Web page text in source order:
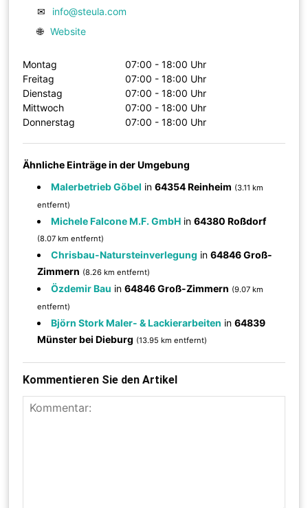
✉
info@steula.com
🌐 Website
Montag
07:00 - 18:00 Uhr
Freitag
07:00 - 18:00 Uhr
Dienstag
07:00 - 18:00 Uhr
Mittwoch
07:00 - 18:00 Uhr
Donnerstag
07:00 - 18:00 Uhr
Ähnliche Einträge in der Umgebung
Malerbetrieb Göbel in64354 Reinheim (3.11 km
entfernt)
Michele Falcone M.F. GmbH in64380 Roßdorf
(8.07 km entfernt)
Chrisbau-Natursteinverlegung in64846 Groß-
Zimmern (8.26 km entfernt)
Özdemir Bau in64846 Groß-Zimmern (9.07 km
entfernt)
Björn Stork Maler- & Lackierarbeiten in64839
Münster bei Dieburg (13.95 km entfernt)
Kommentieren Sie den Artikel